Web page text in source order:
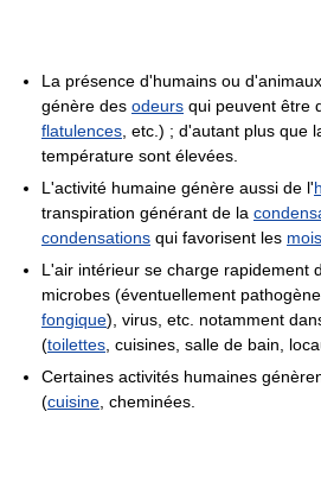
La présence d'humains ou
génère des odeurs qui peuvent être
flatulences , etc.) ; d'autant plus que
température sont élevées.
L'activité humaine génère aussi de l'
transpiration générant de la
condensations qui favorisent les
L'air intérieur se charge rapidement
microbes (éventuellement
fongique), virus, etc. notamment
(toilettes , cuisines, salle de bain,
Certaines activités humaines
(cuisine , cheminées.